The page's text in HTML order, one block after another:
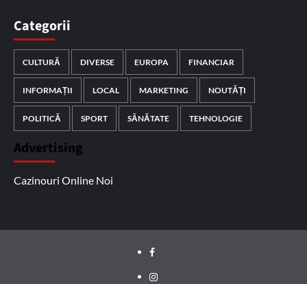
Categorii
CULTURĂ DIVERSE EUROPA FINANCIAR
INFORMAȚII LOCAL MARKETING NOUTĂȚI
POLITICĂ SPORT SĂNĂTATE TEHNOLOGIE
Advertising
Cazinouri Online Noi
Facebook
Instagram